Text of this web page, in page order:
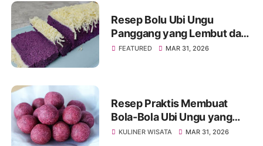
Resep Bolu Ubi Ungu
Panggang yang Lembut dan
Mengembang Sempurna
FEATURED MAR 31, 2026
Resep Praktis Membuat
Bola-Bola Ubi Ungu yang
Manis dan Renyah
KULINER WISATA MAR 31, 2026